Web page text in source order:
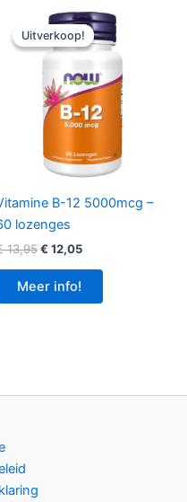
Uitverkoop!
Uitverkoop!
B-12 5000mcg –
lozenges
13,95Oorspronkelijke
was:
€ 13,95.
€ 12,05Huidige
Meer info!